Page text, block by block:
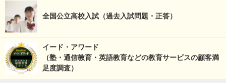
全国公立高校入試（過去入試問題・正答）
イード・アワード
（塾・通信教育・英語教育などの教育サービスの顧客満
足度調査）